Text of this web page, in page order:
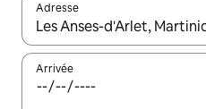
Adresse
Lorsque les résultats
Arrivée